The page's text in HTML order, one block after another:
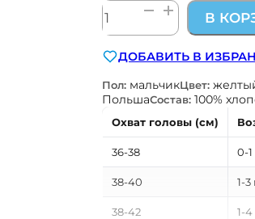
Количество
товара
на
завязках
В
ДОБАВИТЬ В
Пол: мальчикЦвет:
ПольшаСостав: 100%
Охват головы (см)
36-38 0-
38-40 1-3
38-42 1-